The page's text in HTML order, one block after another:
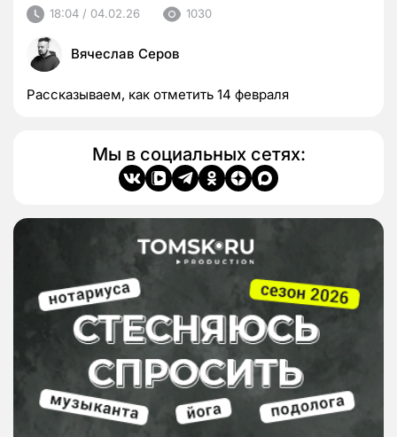
18:04 / 04.02.26 1030
Вячеслав Серов
Рассказываем, как отметить 14 февраля
Мы в социальных сетях: